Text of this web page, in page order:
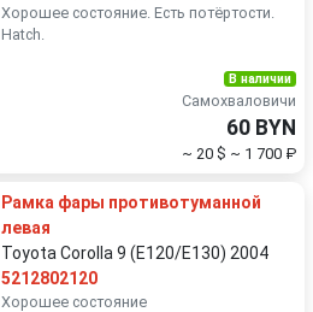
Хорошее состояние. Есть потёртости.
Hatch.
В наличии
Самохваловичи
60 BYN
~ 20 $ ~ 1 700 ₽
Рамка фары противотуманной
левая
Toyota Corolla 9 (E120/E130) 2004
5212802120
Хорошее состояние